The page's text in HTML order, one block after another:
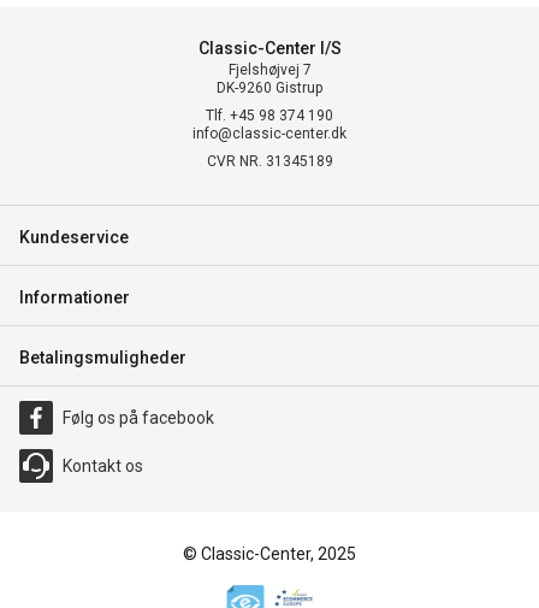
Classic-Center I/S
Fjelshøjvej 7
DK-9260 Gistrup
Tlf. +45 98 374 190
info@classic-center.dk
CVR NR. 31345189
Kundeservice
Informationer
Betalingsmuligheder
Følg os på facebook
Kontakt os
© Classic-Center, 2025